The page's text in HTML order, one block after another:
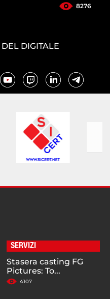
8276
DIGITALE
SERVIZI
Stasera casting FG
Pictures: To...
4107